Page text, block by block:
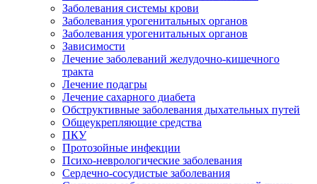
Заболевания системы крови
Заболевания урогенитальных органов
Заболевания урогенитальных органов
Зависимости
Лечение заболеваний желудочно-кишечного
тракта
Лечение подагры
Лечение сахарного диабета
Обструктивные заболевания дыхательных путей
Общеукрепляющие средства
ПКУ
Протозойные инфекции
Психо-неврологические заболевания
Сердечно-сосудистые заболевания